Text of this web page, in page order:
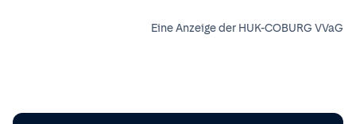
Eine Anzeige der HUK-COBURG VVaG